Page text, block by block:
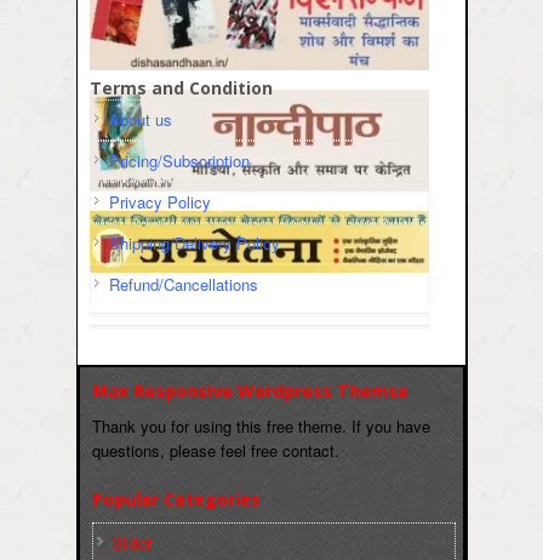
Terms and Condition
About us
Pricing/Subscription
Privacy Policy
Shipping/Delivery Policy
Refund/Cancellations
Max Responsive Wordpress Themse
Thank you for using this free theme. If you have
questions, please feel free contact.
Popular Categories
Slider